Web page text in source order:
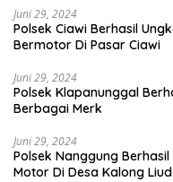
Juni 29, 2024
Polsek Ciawi Berhasil
Bermotor Di Pasar Ciawi
Juni 29, 2024
Polsek Klapanunggal
Berbagai Merk
Juni 29, 2024
Polsek Nanggung
Motor Di Desa Kalong Liud